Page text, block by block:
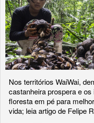
Nos territórios WaiWai,
castanheira prospera e
floresta em pé para
vida; leia artigo de Felipe